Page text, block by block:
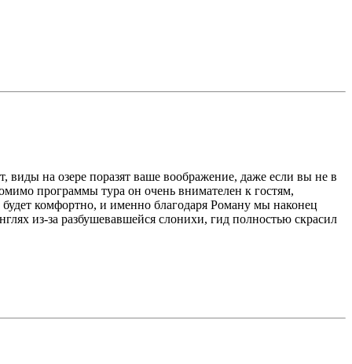
на озере поразят ваше воображение, даже если вы не в
программы тура он очень внимателен к гостям,
комфортно, и именно благодаря Роману мы наконец
из-за разбушевавшейся слонихи, гид полностью скрасил